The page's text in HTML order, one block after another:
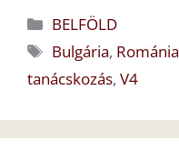
Kategória
BELFÖLD
Címkék
Bulgária, Románia
tanácskozás, V4